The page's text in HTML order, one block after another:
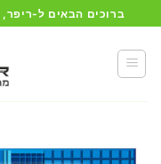
to
content
ברוכים הבאים ל-